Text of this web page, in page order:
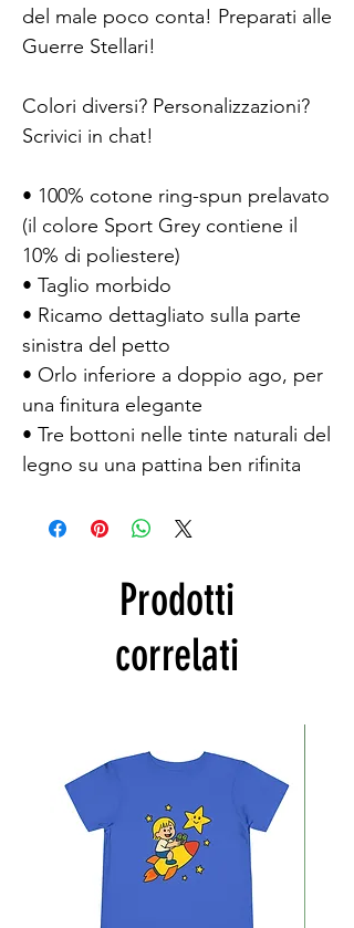
del male poco conta! Preparati alle
Guerre Stellari!
Colori diversi? Personalizzazioni?
Scrivici in chat!
• 100% cotone ring-spun prelavato
(il colore Sport Grey contiene il
10% di poliestere)
• Taglio morbido
• Ricamo dettagliato sulla parte
sinistra del petto
• Orlo inferiore a doppio ago, per
una finitura elegante
• Tre bottoni nelle tinte naturali del
legno su una pattina ben rifinita
Prodotti
correlati